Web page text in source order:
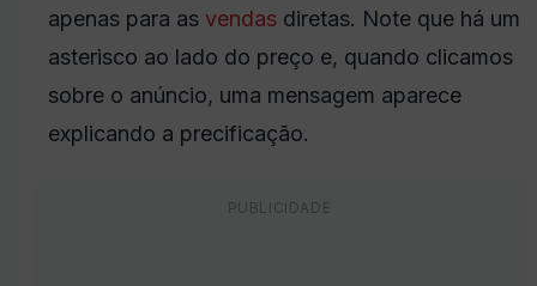
apenas para as vendas diretas. Note que há um
asterisco ao lado do preço e, quando clicamos
sobre o anúncio, uma mensagem aparece
explicando a precificação.